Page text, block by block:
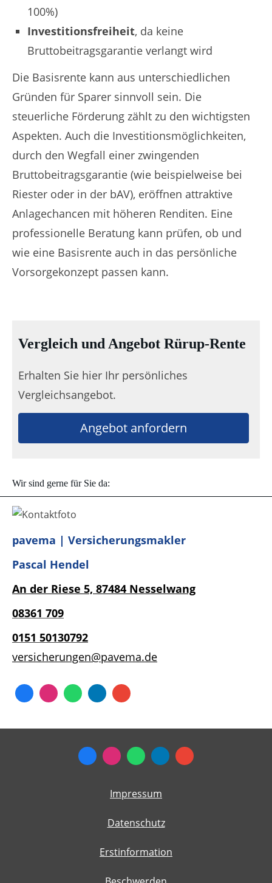
100%)
Investitionsfreiheit, da keine
Bruttobeitragsgarantie verlangt wird
Die Basisrente kann aus unterschiedlichen
Gründen für Sparer sinnvoll sein. Die
steuerliche Förderung zählt zu den wichtigsten
Aspekten. Auch die Investitionsmöglichkeiten,
durch den Wegfall einer zwingenden
Bruttobeitragsgarantie (wie beispielweise bei
Riester oder in der bAV), eröffnen attraktive
Anlagechancen mit höheren Renditen. Eine
professionelle Beratung kann prüfen, ob und
wie eine Basisrente auch in das persönliche
Vorsorgekonzept passen kann.
Vergleich und Angebot Rürup-Rente
Erhalten Sie hier Ihr persönliches
Vergleichsangebot.
Angebot anfordern
Wir sind gerne für Sie da:
pavema | Versicherungsmakler
Pascal Hendel
An der Riese 5, 87484 Nesselwang
08361 709
0151 50130792
versicherungen@pavema.de
Impressum
Datenschutz
Erstinformation